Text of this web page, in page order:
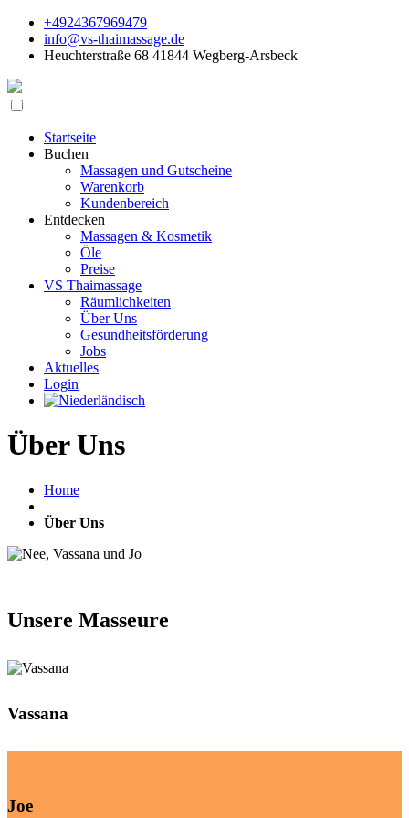
+4924367969479
info@vs-thaimassage.de
Heuchterstraße 68 41844 Wegberg-Arsbeck
Startseite
Buchen
Massagen und Gutscheine
Warenkorb
Kundenbereich
Entdecken
Massagen & Kosmetik
Öle
Preise
VS Thaimassage
Räumlichkeiten
Über Uns
Gesundheitsförderung
Jobs
Aktuelles
Login
Über Uns
Home
Über Uns
Unsere Masseure
Vassana
Joe